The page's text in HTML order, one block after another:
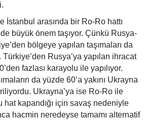
İstanbul arasında bir Ro-Ro hattı
büyük önem taşıyor. Çünkü Rusya-
bölgeye yapılan taşımaları da
Türkiye’den Rusya’ya yapılan ihracat
fazlası karayolu ile yapılıyor.
da yüzde 60’a yakını Ukrayna
Ukrayna’ya ise Ro-Ro ile
hat kapandığı için savaş nedeniyle
hacmin neredeyse tamamı alternatif